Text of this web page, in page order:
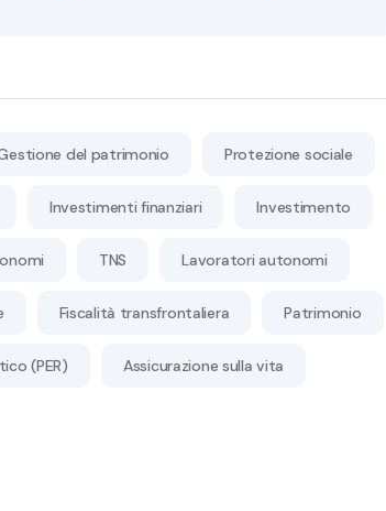
del patrimonio Protezione sociale
Investimenti finanziari Investimento
TNS Lavoratori autonomi
Fiscalità transfrontaliera Patrimonio
(PER) Assicurazione sulla vita